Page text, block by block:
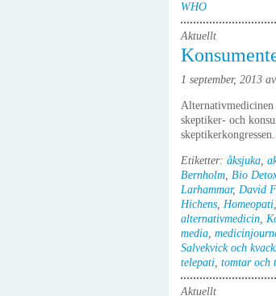
WHO
Aktuellt
1 september, 2013
Alternativmedicinen
skeptiker- och
skeptikerkongressen.
Etiketter: åksjuka,
Bernholm, Bio
Larhammar, David
Hichens, Homeopati,
alternativmedicin,
media,
Salvekvick och
telepati, tomtar och
Aktuellt